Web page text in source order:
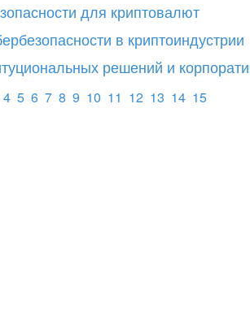
для криптовалют
в криптоиндустрии
решений и
4 5 6 7 8 9 10 11 12 13 14 15